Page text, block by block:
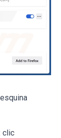
clic